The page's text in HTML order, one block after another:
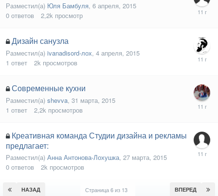
Разместил(а) Юля Бамбуля, 6 апреля, 2015
0 ответов 2,2k просмотр
Дизайн санузла
Разместил(а) ivanadisord-лох, 4 апреля, 2015
1 ответ 2k просмотров
Современные кухни
Разместил(а) shevva, 31 марта, 2015
1 ответ 2,2k просмотров
Креативная команда Студии дизайна и рекламы
предлагает:
Разместил(а) Анна Антонова-Лохушка, 27 марта, 2015
0 ответов 2k просмотров
НАЗАД ВПЕРЕД
Страница 6 из 13